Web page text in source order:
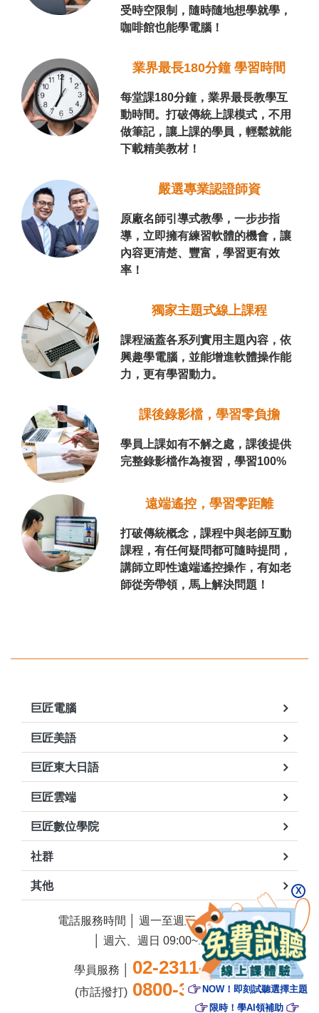
受時空限制，隨時隨地想學就學，
咖啡館也能學電腦！
業界最長180分鐘 學習時間
每堂課180分鐘，業界最長教學互
動時間。打破傳統上課模式，不用
做筆記，讓上課的學員，輕鬆就能
下載精美教材！
嚴選專業認證師資
原廠名師引導式教學，一步步指
導，立即擁有練習軟體的機會，讓
內容更清楚、豐富，學習更有效
率！
獨家主題式線上課程
課程涵蓋各系列實用主題內容，依
興趣學電腦，並能增進軟體操作能
力，更有學習動力。
課後錄影檔，學習零負擔
學員上課如有不解之處，課後提供
完整錄影檔作為複習，學習100%
遠端遙控，學習零距離
打破傳統概念，課程中與老師互動
課程，有任何疑問都可隨時提問，
講師立即性遠端遙控操作，有如老
師從旁帶領，馬上解決問題！
X
NOW！即刻試聽選擇主題
限時！學AI領補助
巨匠電腦
巨匠美語
巨匠東大日語
巨匠雲端
巨匠數位學院
社群
其他
電話服務時間 │ 週一至週五 13:30~21:00
│ 週六、週日 09:00~18:00
學員服務 │ 02-2311-5668
(市話撥打) 0800-388-668